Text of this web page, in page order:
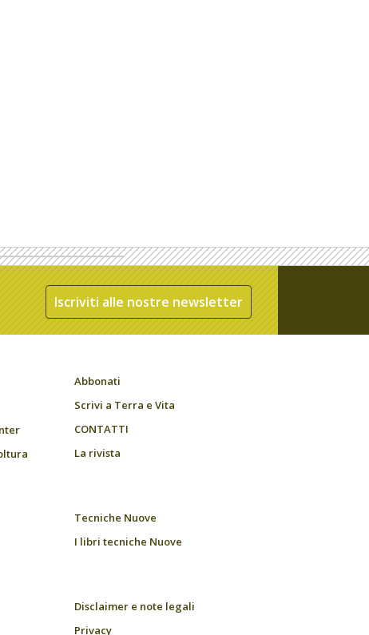
Iscriviti alle nostre newsletter
Abbonati
Scrivi a Terra e Vita
CONTATTI
La rivista
Tecniche Nuove
I libri tecniche Nuove
Disclaimer e note legali
Privacy